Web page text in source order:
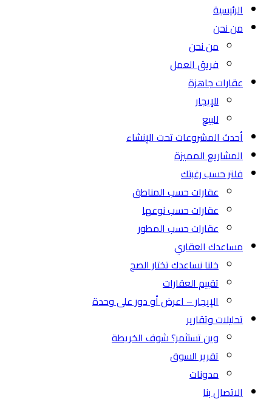
الرئيسية
من نحن
من نحن
فريق العمل
عقارات جاهزة
للإيجار
للبيع
أحدث المشروعات تحت الإنشاء
المشاريع المميزة
فلتر حسب رغبتك
عقارات حسب المناطق
عقارات حسب نوعها
عقارات حسب المطور
مساعدك العقاري
خلنا نساعدك تختار الصح
تقييم العقارات
الإيجار – اعرض أو دور على وحدة
تحليلات وتقارير
وين تستثمر؟ شوف الخريطة
تقرير السوق
مدونات
الاتصال بنا